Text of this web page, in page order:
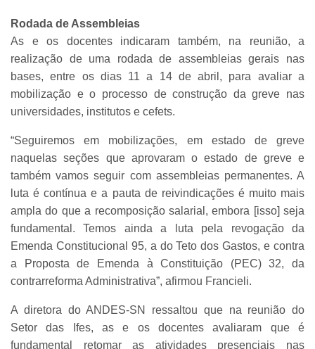
Rodada de Assembleias
As e os docentes indicaram também, na reunião, a
realização de uma rodada de assembleias gerais nas
bases, entre os dias 11 a 14 de abril, para avaliar a
mobilização e o processo de construção da greve nas
universidades, institutos e cefets.
“Seguiremos em mobilizações, em estado de greve
naquelas seções que aprovaram o estado de greve e
também vamos seguir com assembleias permanentes. A
luta é contínua e a pauta de reivindicações é muito mais
ampla do que a recomposição salarial, embora [isso] seja
fundamental. Temos ainda a luta pela revogação da
Emenda Constitucional 95, a do Teto dos Gastos, e contra
a Proposta de Emenda à Constituição (PEC) 32, da
contrarreforma Administrativa”, afirmou Francieli.
A diretora do ANDES-SN ressaltou que na reunião do
Setor das Ifes, as e os docentes avaliaram que é
fundamental retomar as atividades presenciais nas